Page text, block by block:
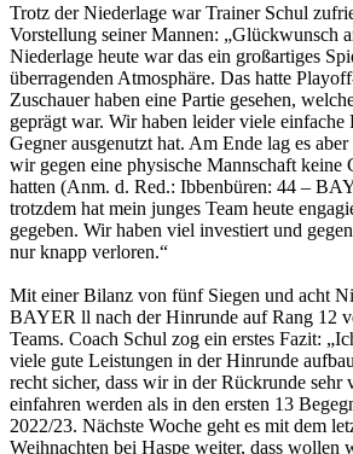
Trotz der Niederlage war Trainer Schul
Vorstellung seiner Mannen: „Glückwunsch
Niederlage heute war das ein großartiges
überragenden Atmosphäre. Das hatte
Zuschauer haben eine Partie gesehen,
geprägt war. Wir haben leider viele einfache
Gegner ausgenutzt hat. Am Ende lag es
wir gegen eine physische Mannschaft keine
hatten (Anm. d. Red.: Ibbenbüren: 44 –
trotzdem hat mein junges Team heute
gegeben. Wir haben viel investiert und
nur knapp verloren.“
Mit einer Bilanz von fünf Siegen und acht
BAYER ll nach der Hinrunde auf Rang 12
Teams. Coach Schul zog ein erstes Fazit:
viele gute Leistungen in der Hinrunde
recht sicher, dass wir in der Rückrunde sehr
einfahren werden als in den ersten 13
2022/23. Nächste Woche geht es mit dem
Weihnachten bei Haspe weiter, dass wollen